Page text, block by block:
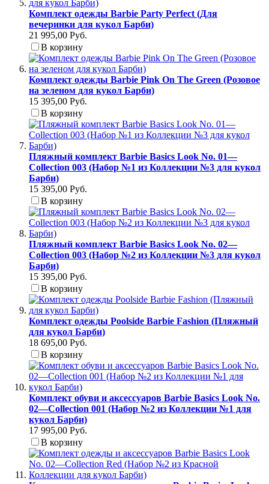
Комплект одежды Barbie Party Perfect (Для
вечеринки для кукол Барби)
21 995,00 Руб.
В корзину
Комплект одежды Barbie Pink On The Green (Розовое
на зеленом для кукол Барби)
15 395,00 Руб.
В корзину
Пляжный комплект Barbie Basics Look No. 01—
Collection 003 (Набор №1 из Коллекции №3 для кукол
Барби)
15 395,00 Руб.
В корзину
Пляжный комплект Barbie Basics Look No. 02—
Collection 003 (Набор №2 из Коллекции №3 для кукол
Барби)
15 395,00 Руб.
В корзину
Комплект одежды Poolside Barbie Fashion (Пляжный
для кукол Барби)
18 695,00 Руб.
В корзину
Комплект обуви и аксессуаров Barbie Basics Look No.
02—Collection 001 (Набор №2 из Коллекции №1 для
кукол Барби)
17 995,00 Руб.
В корзину